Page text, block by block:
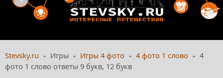
Stevsky.ru Игры Игры 4 фото 4 фото 1 слово
4
фото 1 слово ответы 9 букв, 12 букв